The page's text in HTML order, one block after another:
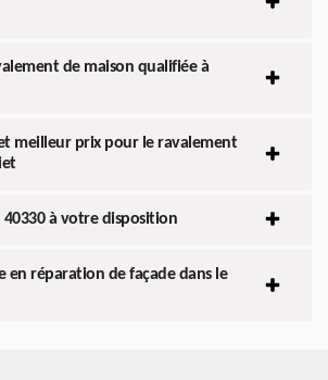
de maison qualifiée à
meilleur prix pour le ravalement
40330 à votre disposition
en réparation de façade dans le